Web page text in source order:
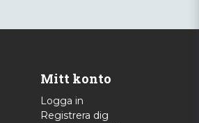
Mitt konto
Logga in
Registrera dig